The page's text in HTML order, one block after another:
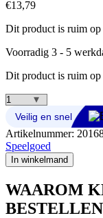
€13,79
Dit product is ruim op
Voorradig 3 - 5
Dit product is ruim op
Clementoni
Panorama
Puzzel
Disney
Stitch
1000
aantal
Artikelnummer:
Speelgoed
In winkelmand
WAAROM